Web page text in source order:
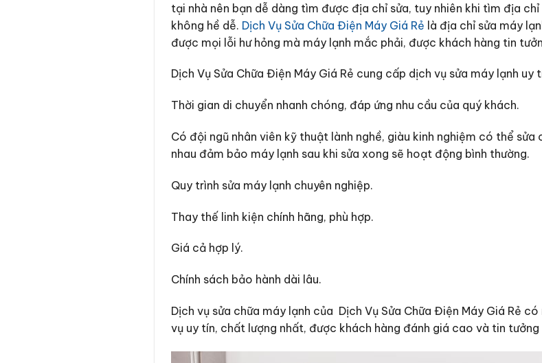
tại nhà nên bạn dễ dàng tìm được địa chỉ sửa, tuy nhiên khi tìm địa
không hề dễ. Dịch Vụ Sửa Chữa Điện Máy Giá Rẻ là địa chỉ sửa máy
được mọi lỗi hư hỏng mà máy lạnh mắc phải, được khách hàng tin
Dịch Vụ Sửa Chữa Điện Máy Giá Rẻ cung cấp dịch vụ sửa máy lạnh uy
Thời gian di chuyển nhanh chóng, đáp ứng nhu cầu của quý khách.
Có đội ngũ nhân viên kỹ thuật lành nghề, giàu kinh nghiệm có thể
nhau đảm bảo máy lạnh sau khi sửa xong sẽ hoạt động bình thường.
Quy trình sửa máy lạnh chuyên nghiệp.
Thay thế linh kiện chính hãng, phù hợp.
Giá cả hợp lý.
Chính sách bảo hành dài lâu.
Dịch vụ sửa chữa máy lạnh của Dịch Vụ Sửa Chữa Điện Máy Giá Rẻ
vụ uy tín, chất lượng nhất, được khách hàng đánh giá cao và tin